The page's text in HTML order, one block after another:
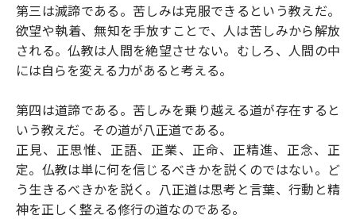
第三は滅諦である。苦しみは克服できるという教えだ。
欲望や執着、無知を手放すことで、人は苦しみから解放
される。仏教は人間を絶望させない。むしろ、人間の中
には自らを変える力があると考える。
第四は道諦である。苦しみを乗り越える道が存在すると
いう教えだ。その道が八正道である。
正見、正思惟、正語、正業、正命、正精進、正念、正
定。仏教は単に何を信じるべきかを説くのではない。ど
う生きるべきかを説く。八正道は思考と言葉、行動と精
神を正しく整える修行の道なのである。